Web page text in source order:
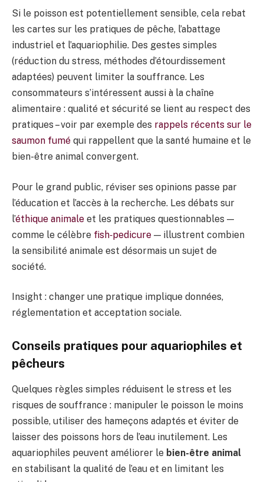
Si le poisson est potentiellement sensible, cela rebat
les cartes sur les pratiques de pêche, l’abattage
industriel et l’aquariophilie. Des gestes simples
(réduction du stress, méthodes d’étourdissement
adaptées) peuvent limiter la souffrance. Les
consommateurs s’intéressent aussi à la chaîne
alimentaire : qualité et sécurité se lient au respect des
pratiques – voir par exemple des rappels récents sur le
saumon fumé qui rappellent que la santé humaine et le
bien-être animal convergent.
Pour le grand public, réviser ses opinions passe par
l’éducation et l’accès à la recherche. Les débats sur
l’éthique animale et les pratiques questionnables —
comme le célèbre fish‑pedicure — illustrent combien
la sensibilité animale est désormais un sujet de
société.
Insight : changer une pratique implique données,
réglementation et acceptation sociale.
Conseils pratiques pour aquariophiles et
pêcheurs
Quelques règles simples réduisent le stress et les
risques de souffrance : manipuler le poisson le moins
possible, utiliser des hameçons adaptés et éviter de
laisser des poissons hors de l’eau inutilement. Les
aquariophiles peuvent améliorer le bien-être animal
en stabilisant la qualité de l’eau et en limitant les